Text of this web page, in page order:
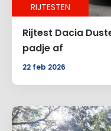
E-mail*
Site
RIJTESTEN
Rijtest Dacia
padje af
22 feb 2026